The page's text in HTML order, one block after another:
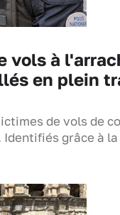
vols à
en plein
de vols de
grâce à la